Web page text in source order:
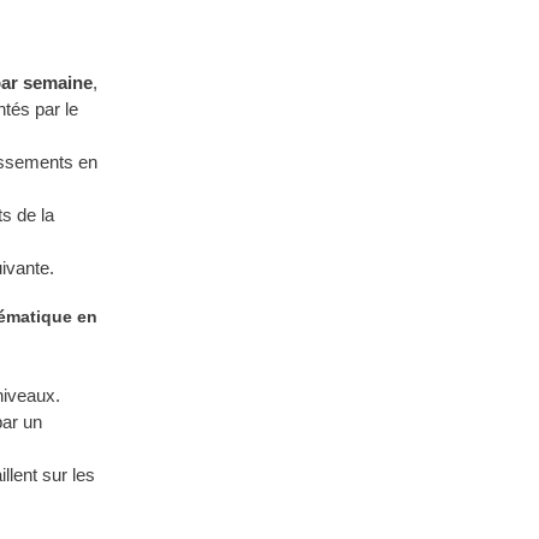
semaine,
par le
en
de la
en
un
sur les